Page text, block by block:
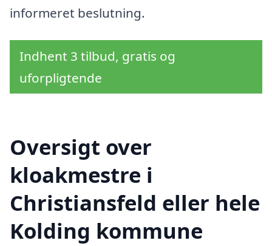
informeret beslutning.
Indhent 3 tilbud, gratis og
uforpligtende
Oversigt over
kloakmestre i
Christiansfeld eller hele
Kolding kommune